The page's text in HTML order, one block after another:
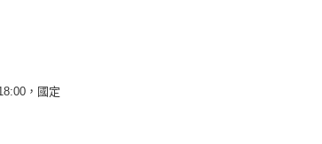
，國定